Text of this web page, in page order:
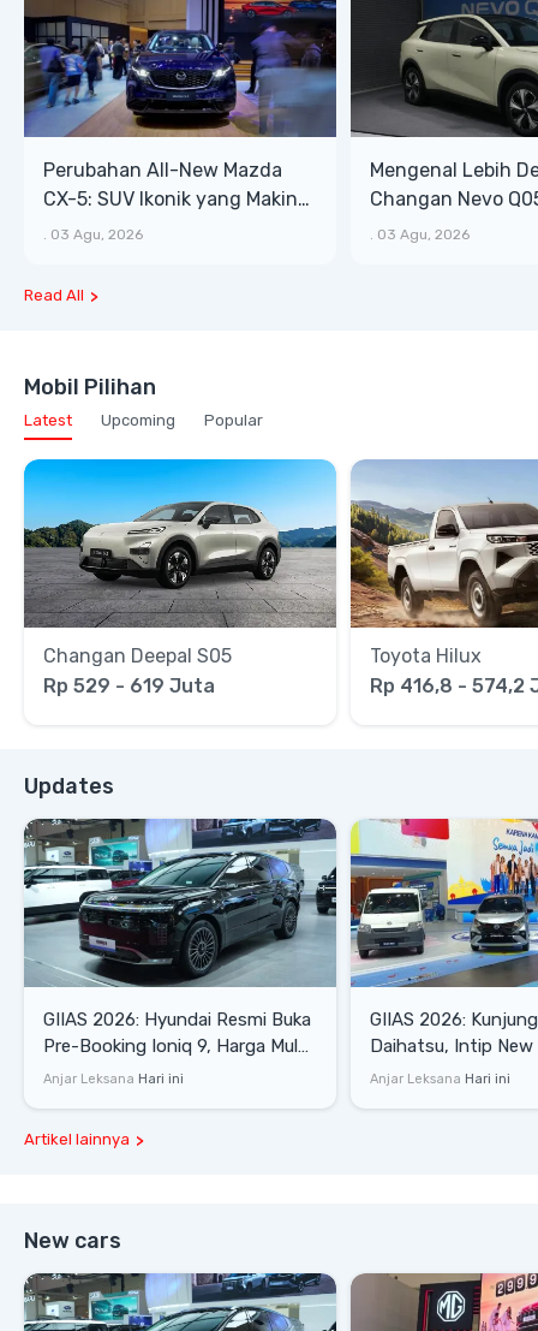
Perubahan All-New Mazda
CX-5: SUV Ikonik yang Makin
Bongsor, Mewah, dan Matang
. 03 Agu, 2026
Mengenal Lebih
Changan Nevo
Lega, Banyak Fitur
. 03 Agu, 2026
Read All
Mobil Pilihan
Latest Upcoming Popular
Changan Deepal S05
Rp 529 - 619 Juta
Toyota Hilux
Rp 416,8 - 574,2
Updates
GIIAS 2026: Hyundai Resmi Buka
Pre-Booking Ioniq 9, Harga Mulai
Rp1,49 Miliar
Anjar Leksana Hari ini
GIIAS 2026:
Daihatsu, Intip New
SE hingga Gran
Anjar Leksana Hari ini
Artikel lainnya
New cars